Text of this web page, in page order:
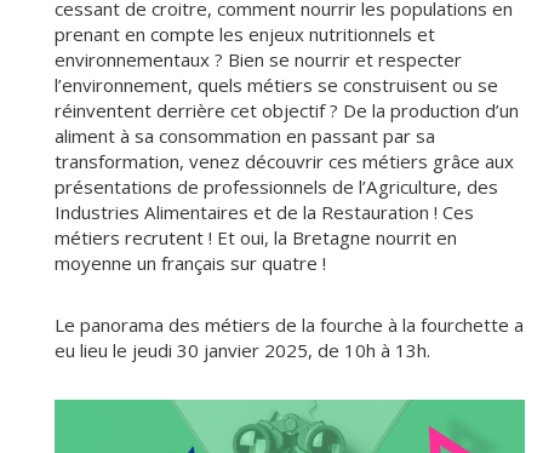
cessant de croitre, comment nourrir les populations en
prenant en compte les enjeux nutritionnels et
environnementaux ? Bien se nourrir et respecter
l’environnement, quels métiers se construisent ou se
réinventent derrière cet objectif ? De la production d’un
aliment à sa consommation en passant par sa
transformation, venez découvrir ces métiers grâce aux
présentations de professionnels de l’Agriculture, des
Industries Alimentaires et de la Restauration ! Ces
métiers recrutent ! Et oui, la Bretagne nourrit en
moyenne un français sur quatre !
Le panorama des métiers de la fourche à la fourchette a
eu lieu le jeudi 30 janvier 2025, de 10h à 13h.